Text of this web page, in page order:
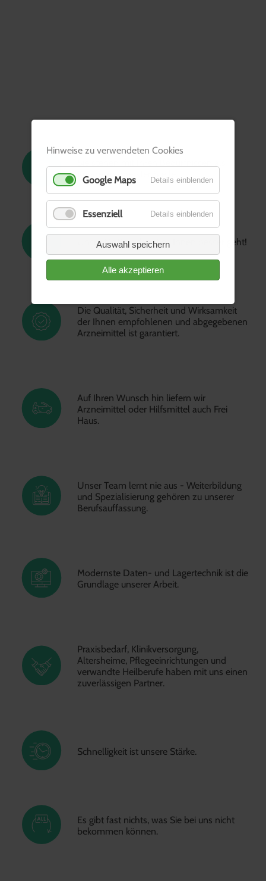
Kunde an oberster Stelle.
Unser Motto ...damit es Ihnen besser geht!
Die Qualität, Sicherheit und Wirksamkeit
der Ihnen empfohlenen und abgegebenen
Arzneimittel ist garantiert.
Auf Ihren Wunsch hin liefern wir
Arzneimittel oder Hilfsmittel auch Frei
Haus.
Unser Team lernt nie aus - Weiterbildung
und Spezialisierung gehören zu unserer
Berufsauffassung.
Modernste Daten- und Lagertechnik ist die
Grundlage unserer Arbeit.
Praxisbedarf, Klinikversorgung,
Altersheime, Pflegeeinrichtungen und
verwandte Heilberufe haben mit uns einen
zuverlässigen Partner.
Schnelligkeit ist unsere Stärke.
Es gibt fast nichts, was Sie bei uns nicht
bekommen können.
Hinweise zu verwendeten Cookies
Google Maps Details einblenden
Essenziell Details einblenden
Auswahl speichern
Alle akzeptieren